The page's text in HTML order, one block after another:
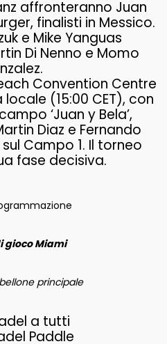
affronteranno Juan
finalisti in Messico.
e Mike Yanguas
Di Nenno e Momo
Convention Centre
locale (15:00 CET), con
‘Juan y Bela’,
Diaz e Fernando
Campo 1. Il torneo
fase decisiva.
gioco Miami
principale
a tutti
Paddle